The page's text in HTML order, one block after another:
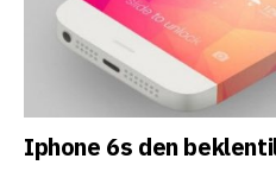
Iphone 6s den